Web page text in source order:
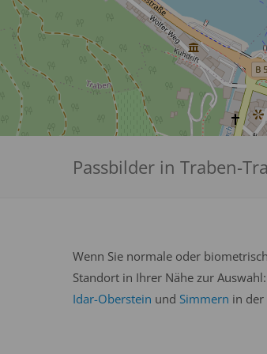
Passbilder in Traben-
Wenn Sie normale oder
Standort in Ihrer Nähe zur Auswahl:
Idar-Oberstein und Simmern in der